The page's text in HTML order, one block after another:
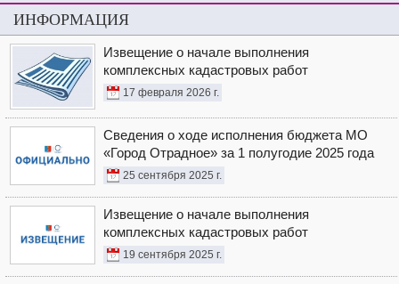
ИНФОРМАЦИЯ
Извещение о начале выполнения
комплексных кадастровых работ
17 февраля 2026 г.
Сведения о ходе исполнения бюджета МО
«Город Отрадное» за 1 полугодие 2025 года
25 сентября 2025 г.
Извещение о начале выполнения
комплексных кадастровых работ
19 сентября 2025 г.